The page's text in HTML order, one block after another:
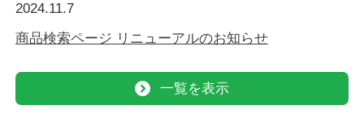
一覧を表示
2024.11.7
商品検索ページ リニューアルのお知らせ